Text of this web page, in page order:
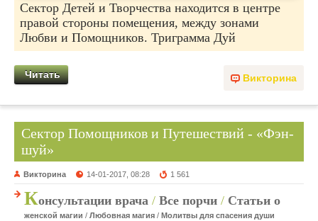
Сектор Детей и Творчества находится в центре
правой стороны помещения, между зонами
Любви и Помощников. Триграмма Дуй
Викторина
Читать
Сектор Помощников и Путешествий - «Фэн-
шуй»
Викторина 14-01-2017, 08:28 1 561
Консультации врача / Все порчи / Статьи о
женской магии / Любовная магия / Молитвы для спасения души